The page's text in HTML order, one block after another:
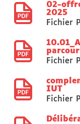
02-
2025
Fichier
Fichier
IUT
Fichier